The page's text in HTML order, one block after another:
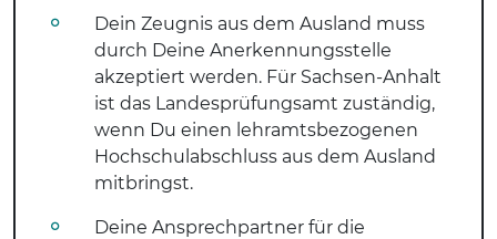
Dein Zeugnis aus dem Ausland muss
durch Deine Anerkennungsstelle
akzeptiert werden. Für Sachsen-Anhalt
ist das Landesprüfungsamt zuständig,
wenn Du einen lehramtsbezogenen
Hochschulabschluss aus dem Ausland
mitbringst.
Deine Ansprechpartner für die